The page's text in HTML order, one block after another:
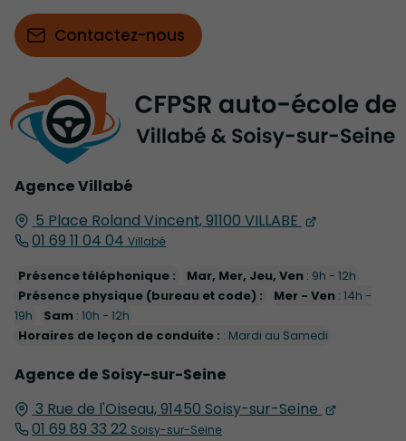
Agence Villabé
5 Place Roland Vincent,91100 VILLABE
01 69 11 04 04 Villabé
Présence téléphonique : Mar, Mer, Jeu, Ven : 9h - 12h
Présence physique (bureau et code) :
Mer - Ven : 14h -
19h
Sam : 10h - 12h
Horaires de leçon de conduite : : Mardi au Samedi
Agence de Soisy-sur-Seine
3 Rue de l'Oiseau, 91450 Soisy-sur-Seine
01 69 89 33 22 Soisy-sur-Seine
Contactez-nous